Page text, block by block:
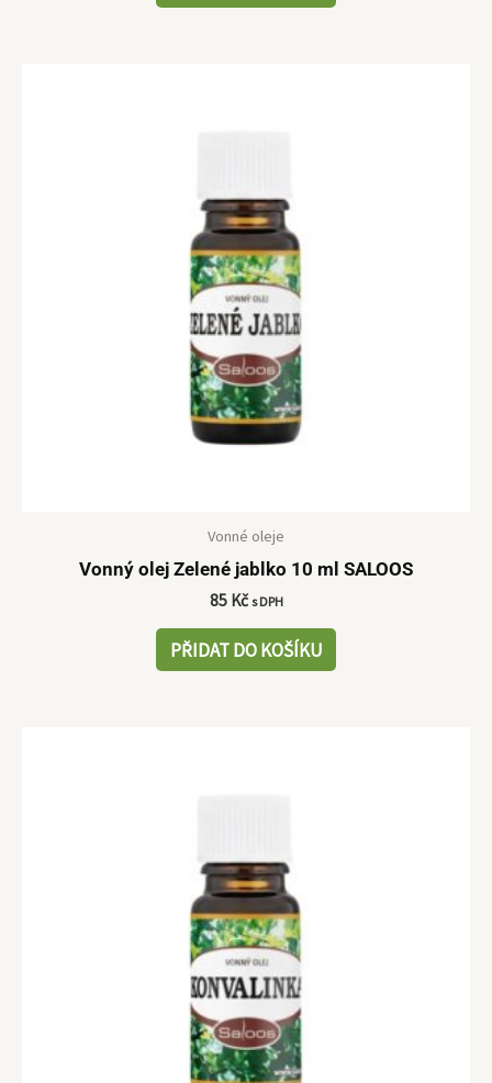
Vonné oleje
Vonný olej Zelené jablko 10 ml SALOOS
85 Kč s DPH
PŘIDAT DO KOŠÍKU